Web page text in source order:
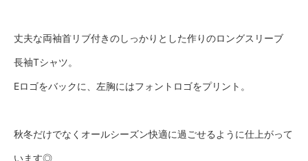
丈夫な両袖首リブ付きのしっかりとした作りのロングスリーブ
長袖Tシャツ。
Eロゴをバックに、左胸にはフォントロゴをプリント。
秋冬だけでなくオールシーズン快適に過ごせるように仕上がって
います◎